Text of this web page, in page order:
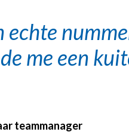
echte
me een
teammanager